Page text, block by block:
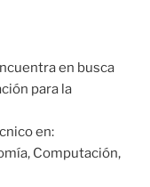
en busca
para la
en:
Computación,